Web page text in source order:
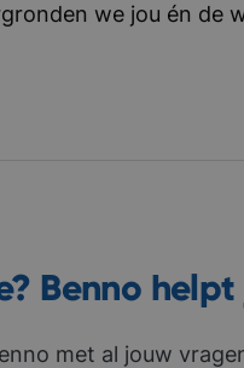
we jou én de
Benno
met al jouw